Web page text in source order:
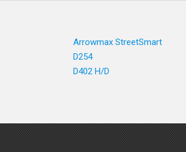
Arrowmax StreetSmart
D254
D402 H/D